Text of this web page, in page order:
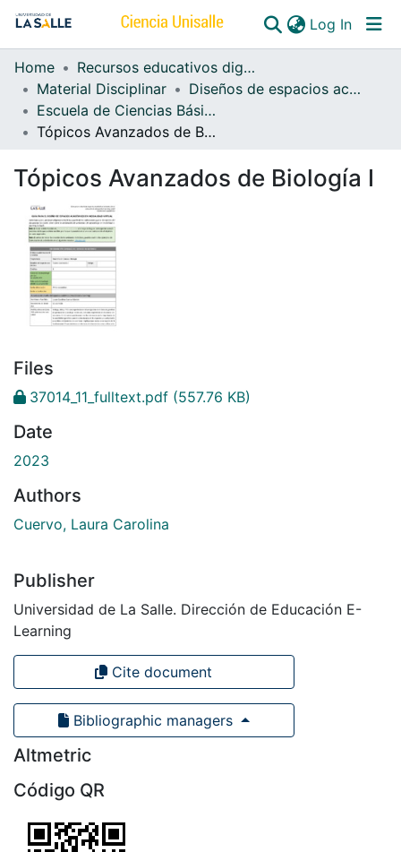
Log In
Communities & Collections
All of DSpace
Home
Recursos educativos digitales
Material Disciplinar
Diseños de espacios académicos b-learning
Escuela de Ciencias Básicas y Aplicadas b-learning
Tópicos Avanzados de Biología I
Tópicos Avanzados de Biología I
Files
37014_11_fulltext.pdf (557.76 KB)
Date
2023
Authors
Cuervo, Laura Carolina
Publisher
Universidad de La Salle. Dirección de Educación E-
Learning
Cite document
Bibliographic managers
Altmetric
Código QR